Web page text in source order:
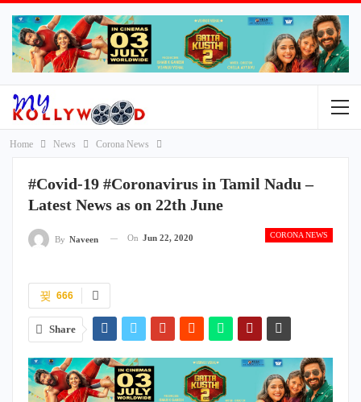
Home News Corona News
#Covid-19 #Coronavirus in Tamil Nadu –
Latest News as on 22th June
CORONA NEWS
By Naveen On Jun 22, 2020
666
Share